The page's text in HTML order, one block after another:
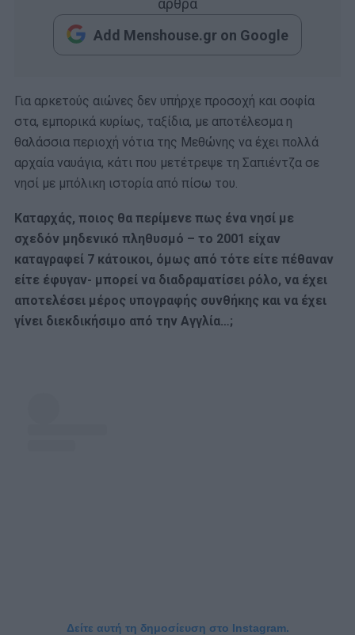
άρθρα
Add Menshouse.gr on Google
Για αρκετούς αιώνες δεν υπήρχε προσοχή και σοφία
στα, εμπορικά κυρίως, ταξίδια, με αποτέλεσμα η
θαλάσσια περιοχή νότια της Μεθώνης να έχει πολλά
αρχαία ναυάγια, κάτι που μετέτρεψε τη Σαπιέντζα σε
νησί με μπόλικη ιστορία από πίσω του.
Καταρχάς, ποιος θα περίμενε πως ένα νησί με
σχεδόν μηδενικό πληθυσμό – το 2001 είχαν
καταγραφεί 7 κάτοικοι, όμως από τότε είτε πέθαναν
είτε έφυγαν- μπορεί να διαδραματίσει ρόλο, να έχει
αποτελέσει μέρος υπογραφής συνθήκης και να έχει
γίνει διεκδικήσιμο από την Αγγλία…;
Δείτε αυτή τη δημοσίευση στο Instagram.